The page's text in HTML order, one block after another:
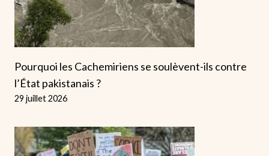
Pourquoi les Cachemiriens se soulèvent-ils contre
l’État pakistanais ?
29 juillet 2026